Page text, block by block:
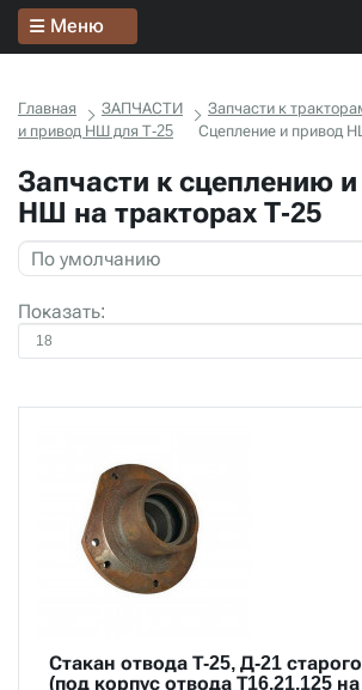
Меню
Главная ЗАПЧАСТИ Запчасти к
и привод НШ для Т-25
Сцепление и привод
Запчасти к сцеплению
НШ на тракторах Т-25
Показать:
Стакан отвода Т-25, Д-21
(под корпус отвода Т16.21.125 на